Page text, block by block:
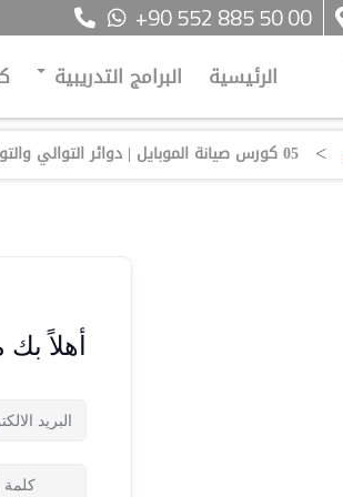
+90 552 885 50 00
الرئيسية البرامج التدريبية
> 05 كورس صيانة الموبايل | دوائر التوالي والتوازي
أهلاً